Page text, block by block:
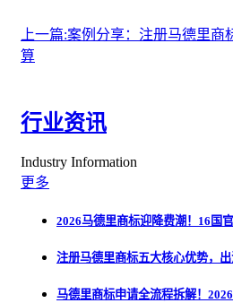
上一篇:案例分享：注册马德里商
算
行业资讯
Industry Information
更多
2026马德里商标迎降费潮！16国
注册马德里商标五大核心优势，
马德里商标申请全流程拆解！